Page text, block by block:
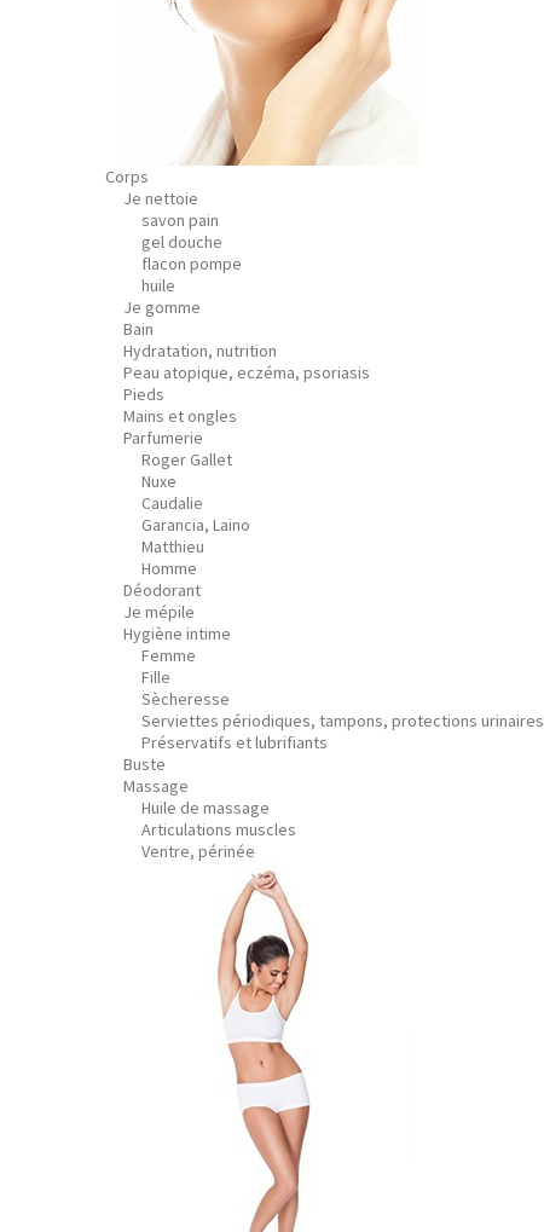
Corps
Je nettoie
savon pain
gel douche
flacon pompe
huile
Je gomme
Bain
Hydratation, nutrition
Peau atopique, eczéma, psoriasis
Pieds
Mains et ongles
Parfumerie
Roger Gallet
Nuxe
Caudalie
Garancia, Laino
Matthieu
Homme
Déodorant
Je mépile
Hygiène intime
Femme
Fille
Sècheresse
Serviettes périodiques, tampons, protections urinaires
Préservatifs et lubrifiants
Buste
Massage
Huile de massage
Articulations muscles
Ventre, périnée